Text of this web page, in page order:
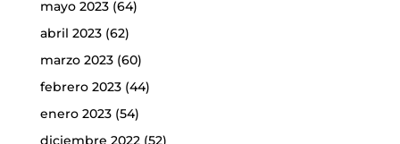
mayo 2023(64)
abril 2023(62)
marzo 2023(60)
febrero 2023(44)
enero 2023(54)
diciembre 2022(52)